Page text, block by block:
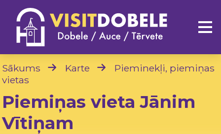
Sākums Karte
Pieminekļi, piemiņas
vietas
Piemiņas vieta Jānim
Vītiņam